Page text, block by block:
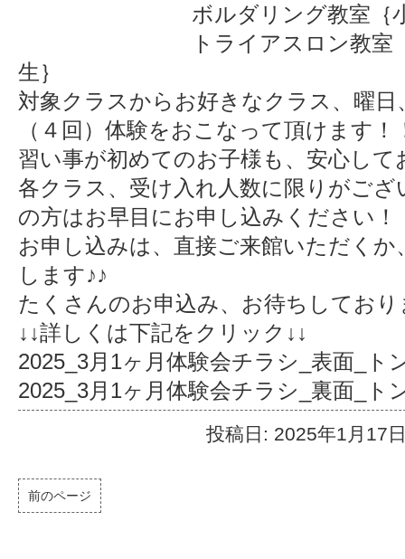
ボルダリング教室｛小
トライアスロン教室｛小学
生｝
対象クラスからお好きなクラス、曜日
（４回）体験をおこなって頂けます！
習い事が初めてのお子様も、安心して
各クラス、受け入れ人数に限りがご
の方はお早目にお申し込みください！
お申し込みは、直接ご来館いただく
します♪♪
たくさんのお申込み、お待ちしており
↓↓詳しくは下記をクリック↓↓
2025_3月1ヶ月体験会チラシ_表面_ト
2025_3月1ヶ月体験会チラシ_裏面_ト
投稿日: 2025年1月17
前のページ